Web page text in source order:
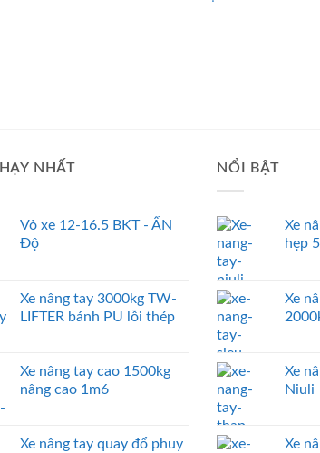
NHẤT
Vỏ xe 12-16.5 BKT - ẤN
Độ
Xe nâng tay 3000kg TW-
LIFTER bánh PU lỗi thép
Xe nâng tay cao 1500kg
nâng cao 1m6
Xe nâng tay quay đổ phuy
NỔI BẬT
Xe
hẹp
Xe
Xe
Niuli
Xe